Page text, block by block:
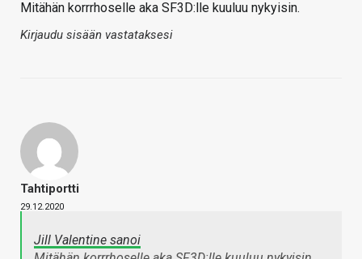
Mitähän korrrhoselle aka SF3D:lle kuuluu nykyisin.
Kirjaudu sisään vastataksesi
Tahtiportti
29.12.2020
Jill Valentine sanoi